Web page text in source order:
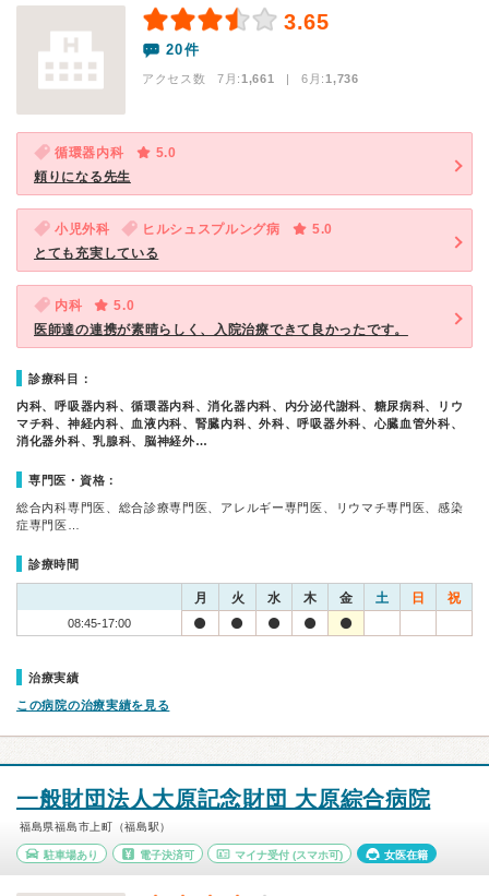
3.65
20件
アクセス数 7月:1,661 | 6月:1,736
循環器内科
5.0
頼りになる先生
小児外科 ヒルシュスプルング病
5.0
とても充実している
内科
5.0
医師達の連携が素晴らしく、入院治療できて良かったです。
診療科目：
内科、呼吸器内科、循環器内科、消化器内科、内分泌代謝科、糖尿病科、リウ
マチ科、神経内科、血液内科、腎臓内科、外科、呼吸器外科、心臓血管外科、
消化器外科、乳腺科、脳神経外…
専門医・資格：
総合内科専門医、総合診療専門医、アレルギー専門医、リウマチ専門医、感染
症専門医…
診療時間
月 火 水 木 金 土 日 祝
08:45-17:00
治療実績
この病院の治療実績を見る
一般財団法人大原記念財団 大原綜合病院
福島県福島市上町（福島駅）
駐車場あり 電子決済可 マイナ受付 (スマホ可) 女医在籍